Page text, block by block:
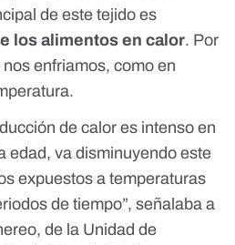
de este tejido es
los alimentos en calor. Por
enfriamos, como en
de calor es intenso en
edad, va disminuyendo este
expuestos a temperaturas
de tiempo”, señalaba a
de la Unidad de